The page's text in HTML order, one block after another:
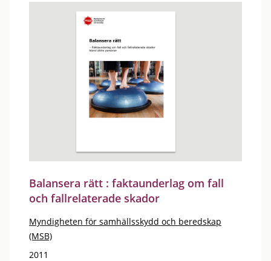
Balansera rätt : faktaunderlag om fall
och fallrelaterade skador
Myndigheten för samhällsskydd och beredskap
(MSB)
2011